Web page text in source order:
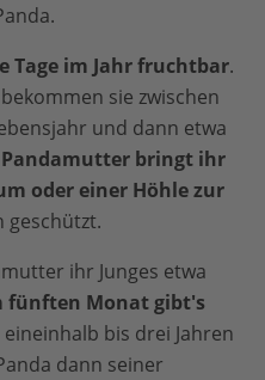
Tage im Jahr fruchtbar.
sie zwischen
und dann etwa
Pandamutter bringt ihr
oder einer Höhle zur
geschützt.
ihr Junges etwa
fünften Monat gibt's
eineinhalb bis drei Jahren
dann seiner